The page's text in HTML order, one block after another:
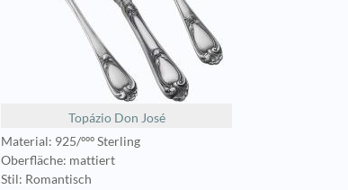
Topázio Don José
Material: 925/ººº Sterling
Oberfläche: mattiert
Stil: Romantisch